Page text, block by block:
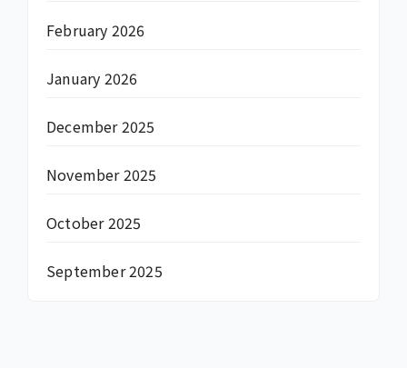
February 2026
January 2026
December 2025
November 2025
October 2025
September 2025